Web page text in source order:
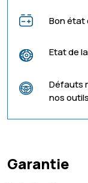
Bon état
Etat de
Défauts
nos
Garantie